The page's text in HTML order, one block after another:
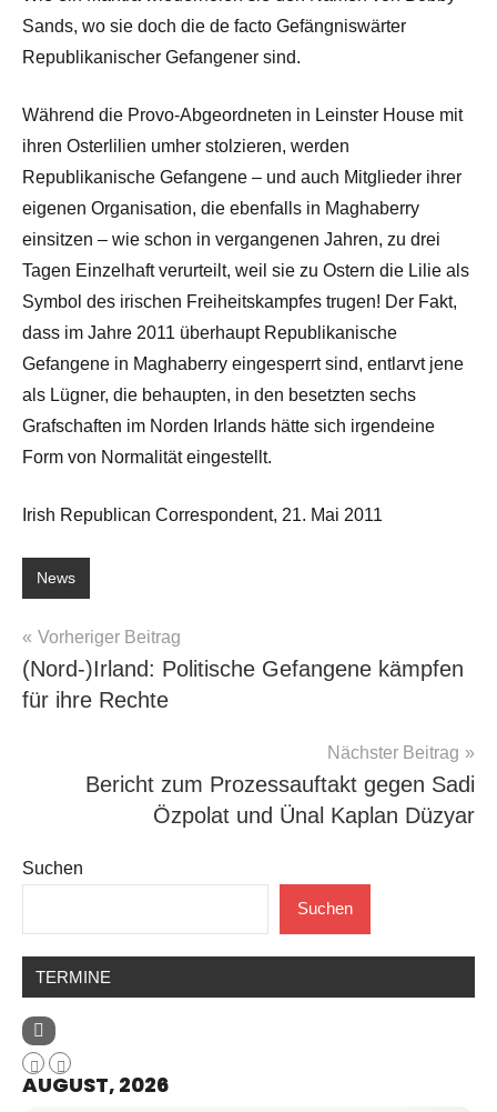
Sands, wo sie doch die de facto Gefängniswärter
Republikanischer Gefangener sind.
Während die Provo-Abgeordneten in Leinster House mit
ihren Osterlilien umher stolzieren, werden
Republikanische Gefangene – und auch Mitglieder ihrer
eigenen Organisation, die ebenfalls in Maghaberry
einsitzen – wie schon in vergangenen Jahren, zu drei
Tagen Einzelhaft verurteilt, weil sie zu Ostern die Lilie als
Symbol des irischen Freiheitskampfes trugen! Der Fakt,
dass im Jahre 2011 überhaupt Republikanische
Gefangene in Maghaberry eingesperrt sind, entlarvt jene
als Lügner, die behaupten, in den besetzten sechs
Grafschaften im Norden Irlands hätte sich irgendeine
Form von Normalität eingestellt.
Irish Republican Correspondent, 21. Mai 2011
News
Beitragsnavigation
Vorheriger Beitrag
(Nord-)Irland: Politische Gefangene kämpfen
für ihre Rechte
Nächster Beitrag
Bericht zum Prozessauftakt gegen Sadi
Özpolat und Ünal Kaplan Düzyar
Suchen
Suchen
TERMINE
AUGUST, 2026